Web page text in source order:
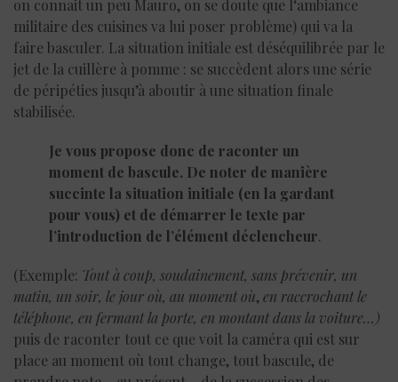
on connait un peu Mauro, on se doute que l‘ambiance
militaire des cuisines va lui poser problème) qui va la
faire basculer. La situation initiale est déséquilibrée par le
jet de la cuillère à pomme : se succèdent alors une série
de péripéties jusqu’à aboutir à une situation finale
stabilisée.
Je vous propose donc de raconter un
moment de bascule. De noter de manière
succinte la situation initiale (en la gardant
pour vous) et de démarrer le texte par
l’introduction de l’élément déclencheur.
(Exemple: Tout à coup, soudainement, sans prévenir, un
matin, un soir, le jour où, au moment où, en raccrochant le
téléphone, en fermant la porte, en montant dans la voiture…)
puis de raconter tout ce que voit la caméra qui est sur
place au moment où tout change, tout bascule, de